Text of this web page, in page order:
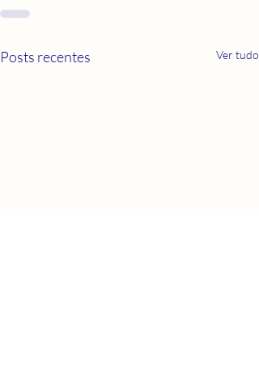
Posts recentes Ver tudo